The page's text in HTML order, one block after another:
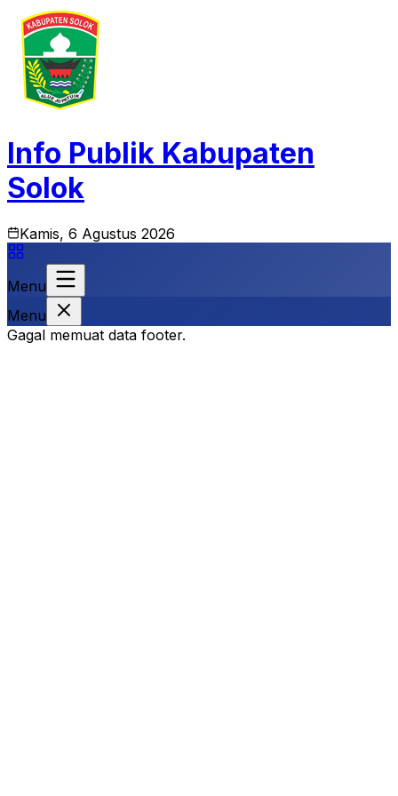
Info Publik Kabupaten
Solok
Kamis, 6 Agustus 2026
Menu
Menu
Gagal memuat data footer.